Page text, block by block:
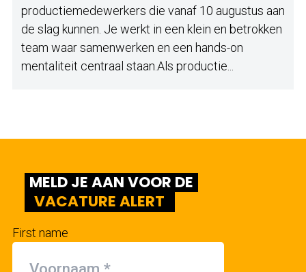
productiemedewerkers die vanaf 10 augustus aan
de slag kunnen. Je werkt in een klein en betrokken
team waar samenwerken en een hands-on
mentaliteit centraal staan.Als productie...
MELD JE AAN VOOR DE
VACATURE ALERT
First name